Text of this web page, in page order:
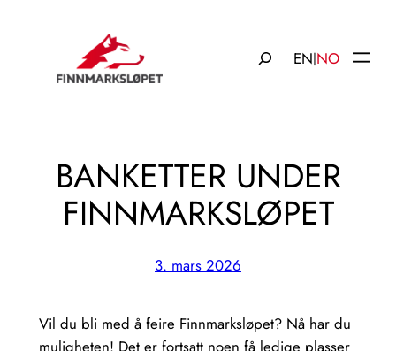
EN|NO
BANKETTER UNDER
FINNMARKSLØPET
3. mars 2026
Vil du bli med å feire Finnmarksløpet? Nå har du
muligheten! Det er fortsatt noen få ledige plasser